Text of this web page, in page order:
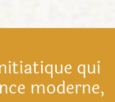
qui
moderne,